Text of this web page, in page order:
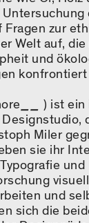
zur
Welt auf,
und
__ ) ist ein
Miler
sie ihr
und
sich die